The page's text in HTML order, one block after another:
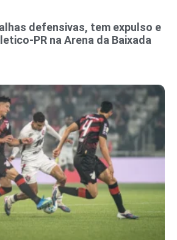
defensivas, tem expulso e
PR na Arena da Baixada